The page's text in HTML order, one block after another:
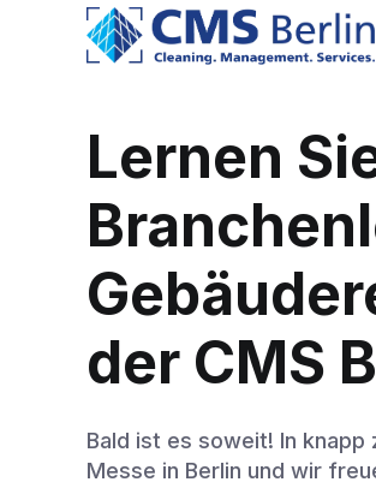
Lernen
der CMS
Bald ist es soweit! In
Messe in Berlin und wir